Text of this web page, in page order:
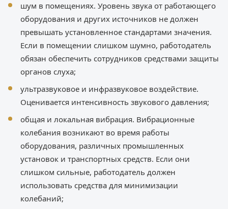
шум в помещениях. Уровень звука от работающего
оборудования и других источников не должен
превышать установленное стандартами значения.
Если в помещении слишком шумно, работодатель
обязан обеспечить сотрудников средствами защиты
органов слуха;
ультразвуковое и инфразвуковое воздействие.
Оценивается интенсивность звукового давления;
общая и локальная вибрация. Вибрационные
колебания возникают во время работы
оборудования, различных промышленных
установок и транспортных средств. Если они
слишком сильные, работодатель должен
использовать средства для минимизации
колебаний;